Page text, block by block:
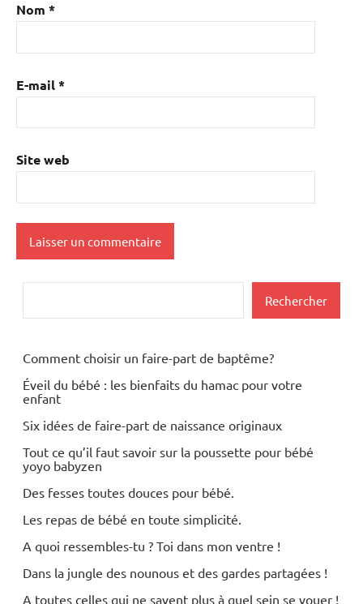
Nom *
E-mail*
Site web
Rechercher
Comment choisir un faire-part de baptême?
Éveil du bébé : les bienfaits du hamac pour votre
enfant
Six idées de faire-part de naissance originaux
Tout ce qu’il faut savoir sur la poussette pour bébé
yoyo babyzen
Des fesses toutes douces pour bébé.
Les repas de bébé en toute simplicité.
A quoi ressembles-tu ? Toi dans mon ventre !
Dans la jungle des nounous et des gardes partagées !
A toutes celles qui ne savent plus à quel sein se vouer !